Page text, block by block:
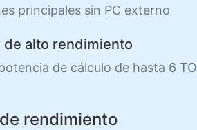
principales sin PC externo
de alto rendimiento
de cálculo de hasta 6
rendimiento